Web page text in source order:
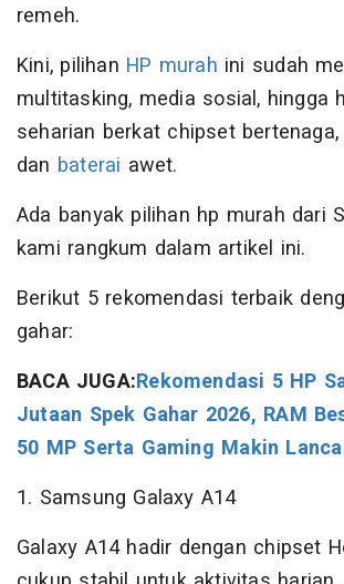
remeh.
Kini, pilihan HP murah ini sudah
multitasking, media sosial, hingga
seharian berkat chipset bertenaga,
dan baterai awet.
Ada banyak pilihan hp murah dari
kami rangkum dalam artikel ini.
Berikut 5 rekomendasi terbaik
gahar:
BACA JUGA:Rekomendasi 5 HP
Jutaan Spek Gahar 2026, RAM
50 MP Serta Gaming Makin
1. Samsung Galaxy A14
Galaxy A14 hadir dengan chipset